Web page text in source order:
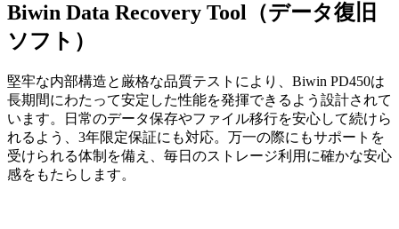
Biwin Data Recovery Tool（データ復旧
ソフト）
堅牢な内部構造と厳格な品質テストにより、Biwin PD450は
長期間にわたって安定した性能を発揮できるよう設計されて
います。日常のデータ保存やファイル移行を安心して続けら
れるよう、3年限定保証にも対応。万一の際にもサポートを
受けられる体制を備え、毎日のストレージ利用に確かな安心
感をもたらします。